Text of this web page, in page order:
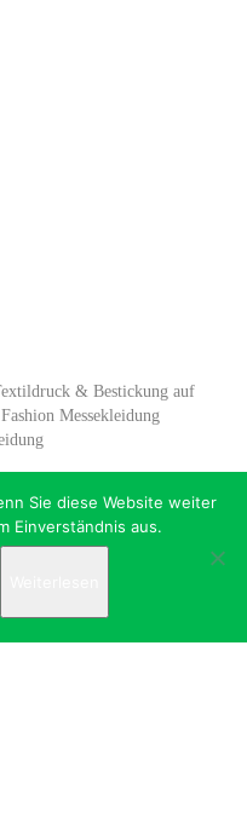
& Bestickung auf
Messekleidung
Sie diese Website weiter
Einverständnis aus.